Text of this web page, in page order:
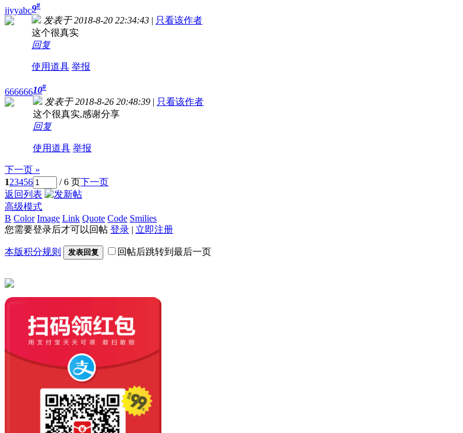
jjyyabc9#
发表于 2018-8-20 22:34:43 | 只看该作者
这个很真实
回复
使用道具 举报
66666610#
发表于 2018-8-26 20:48:39 | 只看该作者
这个很真实,感谢分享
回复
使用道具 举报
下一页 »
123456 / 6 页下一页
返回列表
高级模式
B Color Image Link Quote Code Smilies
您需要登录后才可以回帖 登录 | 立即注册
本版积分规则 发表回复 回帖后跳转到最后一页